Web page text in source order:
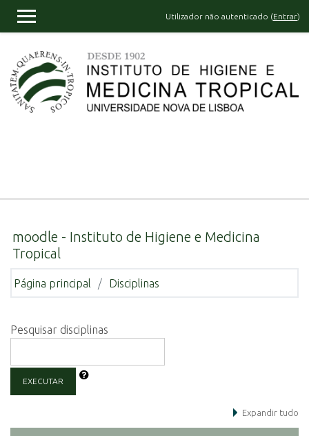
Utilizador não autenticado (Entrar)
moodle - Instituto de Higiene e Medicina
Tropical
Página principal Disciplinas
Pesquisar disciplinas
EXECUTAR
Expandir tudo